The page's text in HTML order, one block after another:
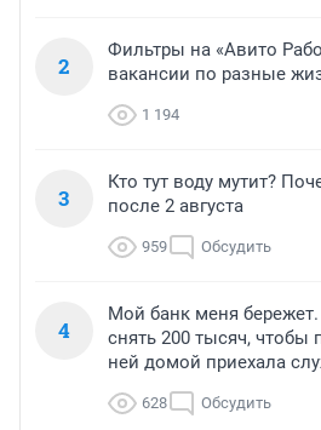
2
Фильтры на «Авито
вакансии по разные
1 194
3
Кто тут воду мутит?
после 2 августа
959 Обсудить
4
Мой банк меня
снять 200 тысяч, чтобы
ней домой приехала
628 Обсудить